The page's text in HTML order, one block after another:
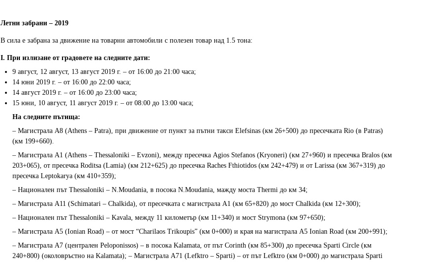
Летни забрани – 2019
В сила е забрана за движение на товарни автомобили с полезен товар над 1.5 тона:
I. При излизане от градовете на следните дати:
9 август, 12 август, 13 август 2019 г. – от 16:00 до 21:00 часа;
14 юни 2019 г. – от 16:00 до 22:00 часа;
14 август 2019 г. – от 16:00 до 23:00 часа;
15 юни, 10 август, 11 август 2019 г. – от 08:00 до 13:00 часа;
На следните пътища:
– Магистрала A8 (Athens – Patra), при движение от пункт за пътни такси Elefsinas (км 26+500) до пресечката Rio (в Patras)
(км 199+660).
– Магистрала A1 (Athens – Thessaloniki – Evzoni), между пресечка Agios Stefanos (Kryoneri) (км 27+960) и пресечка Bralos (км
203+065), от пресечка Roditsa (Lamia) (км 212+625) до пресечка Raches Fthiotidos (км 242+479) и от Larissa (км 367+319) до
пресечка Leptokarya (км 410+359);
– Национален път Thessaloniki – N.Moudania, в посока N.Moudania, мажду моста Thermi до км 34;
– Магистрала A11 (Schimatari – Chalkida), от пресечката с магистрала A1 (км 65+820) до мост Chalkida (км 12+300);
– Национален път Thessaloniki – Kavala, между 11 километър (км 11+340) и мост Strymona (км 97+650);
– Магистрала A5 (Ionian Road) – от мост “Charilaos Trikoupis” (км 0+000) и края на магистрала А5 Ionian Road (км 200+991);
– Магистрала A7 (централен Peloponissos) – в посока Kalamata, от път Corinth (км 85+300) до пресечка Sparti Circle (км
240+800) (околовръстно на Kalamata); – Магистрала A71 (Lefktro – Sparti) – от път Lefktro (км 0+000) до магистрала Sparti